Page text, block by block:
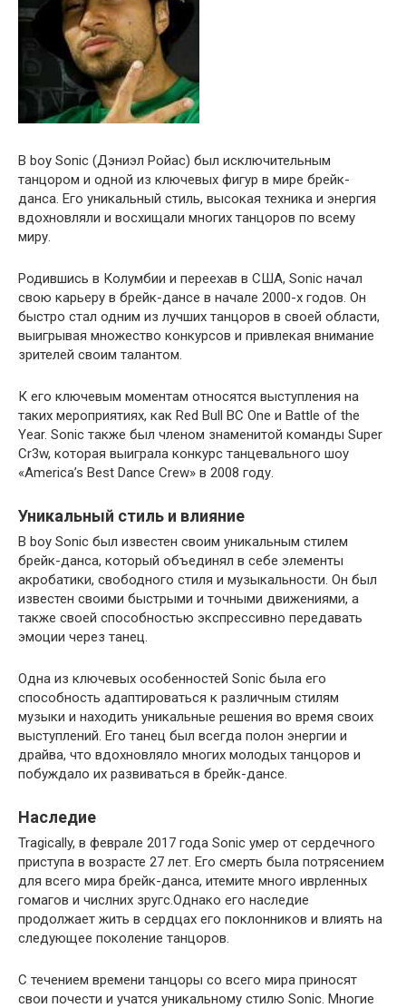
B boy Sonic (Дэниэл Ройас) был исключительным
танцором и одной из ключевых фигур в мире брейк-
данса. Его уникальный стиль, высокая техника и энергия
вдохновляли и восхищали многих танцоров по всему
миру.
Родившись в Колумбии и переехав в США, Sonic начал
свою карьеру в брейк-дансе в начале 2000-х годов. Он
быстро стал одним из лучших танцоров в своей области,
выигрывая множество конкурсов и привлекая внимание
зрителей своим талантом.
К его ключевым моментам относятся выступления на
таких мероприятиях, как Red Bull BC One и Battle of the
Year. Sonic также был членом знаменитой команды Super
Cr3w, которая выиграла конкурс танцевального шоу
«America’s Best Dance Crew» в 2008 году.
Уникальный стиль и влияние
B boy Sonic был известен своим уникальным стилем
брейк-данса, который объединял в себе элементы
акробатики, свободного стиля и музыкальности. Он был
известен своими быстрыми и точными движениями, а
также своей способностью экспрессивно передавать
эмоции через танец.
Одна из ключевых особенностей Sonic была его
способность адаптироваться к различным стилям
музыки и находить уникальные решения во время своих
выступлений. Его танец был всегда полон энергии и
драйва, что вдохновляло многих молодых танцоров и
побуждало их развиваться в брейк-дансе.
Наследие
Tragically, в феврале 2017 года Sonic умер от сердечного
приступа в возрасте 27 лет. Его смерть была потрясением
для всего мира брейк-данса, итемите много иврленных
гомагов и числних зругс.Однако его наследие
продолжает жить в сердцах его поклонников и влиять на
следующее поколение танцоров.
С течением времени танцоры со всего мира приносят
свои почести и учатся уникальному стилю Sonic. Многие